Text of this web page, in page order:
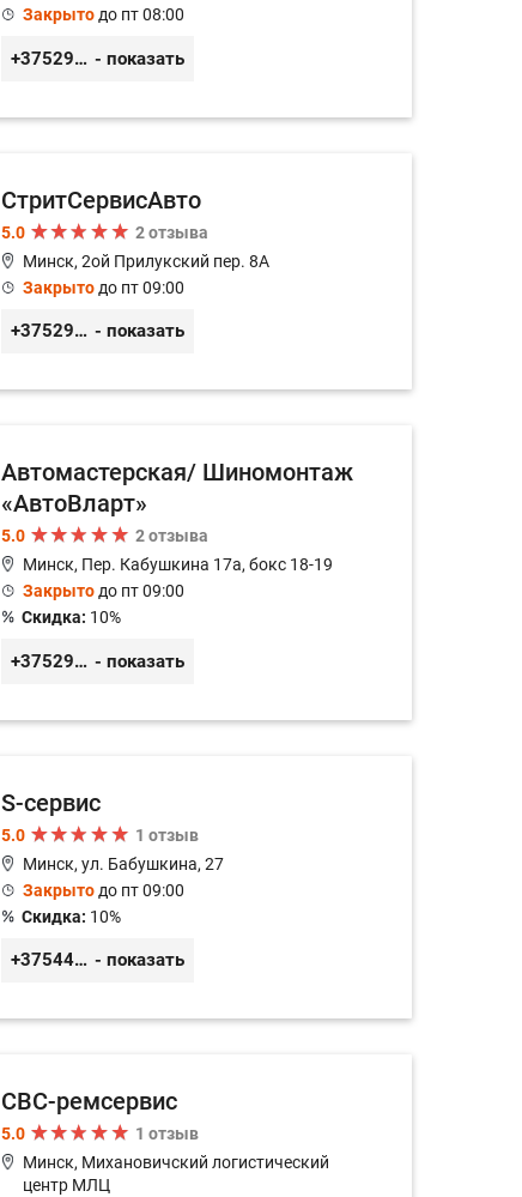
Закрытодо пт 08:00
+375291125312 - показать
СтритСервисАвто
5.0
2 отзыва
Минск, 2ой Прилукский пер. 8А
Закрытодо пт 09:00
+375293366992 - показать
Автомастерская/ Шиномонтаж
«АвтоВларт»
5.0
2 отзыва
Минск, Пер. Кабушкина 17а, бокс 18-19
Закрытодо пт 09:00
Скидка: 10%
+375296578508 - показать
S-сервис
5.0
1 отзыв
Минск, ул. Бабушкина, 27
Закрытодо пт 09:00
Скидка: 10%
+375447430060 - показать
СВС-ремсервис
5.0
1 отзыв
Минск, Михановичский логистический
центр МЛЦ